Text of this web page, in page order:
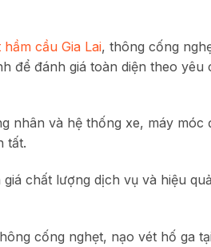
hầm cầu Gia Lai, thông cống
để đánh giá toàn diện theo yêu
nhân và hệ thống xe, máy
tất.
chất lượng dịch vụ và hiệu
cống nghẹt, nạo vét hố ga